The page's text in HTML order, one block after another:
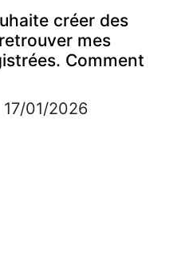
créer des
mes
Comment
01/2026